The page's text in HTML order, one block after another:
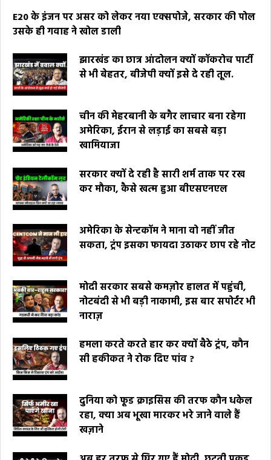
E20 के इंजन पर असर को लेकर नया एक्सपोजे, सरकार की पोल
उसके ही गवाह ने खोल डाली
झारखंड का छात्र आंदोलन क्यों कॉकरोच पार्टी
से भी बेहतर, बीजेपी क्यों इसे दे रही तूल.
चीन की मेहरबानी के बगैर लाचार बना रहेगा
अमेरिका, ईरान से लड़ाई का सबसे बड़ा
खामियाजा
सरकार क्यों दे रही है सारी शर्म ताक पर रख
कर मौका, कैसे खत्म हुआ बीएसएनएल
अमेरिका के सेन्टकॉम ने माना वो नहीं जीत
सकता, ट्रंप इसका फायदा उठाकर छाप रहे नोट
मोदी सरकार सबसे कमज़ोर हालत में पहुंची,
नोटबंदी से भी बड़ी नाकामी, इस बार सपोर्टर भी
नाराज़
हमला करते करते हार कर क्यों बैठे ट्रंप, कौन
सी हकीकत ने रोक दिए पांव ?
दुनिया को फूड क्राइसिस की तरफ कौन धकेल
रहा, क्या अब भूखा मारकर भरे जाने वाले हैं
खज़ाने